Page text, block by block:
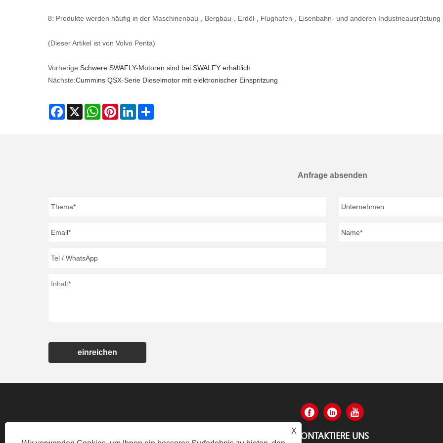
8: Produkte werden häufig in der Maschinenbau-, Bergbau-, Erdöl-, Flughafen-, Eisenbahn- und anderen Industrieausrüstung
(Dieser Artikel ist von Volvo Penta)
Vorherige:​Schwere SWAFLY-Motoren sind bei SWALFY erhältlich
Nächste:Cummins QSX-Serie Dieselmotor mit elektronischer Einspritzung
Facebook
X WhatsAppPinterestLinkedIn
Anfrage absenden
einreichen
KONTAKTIERE UNS
X